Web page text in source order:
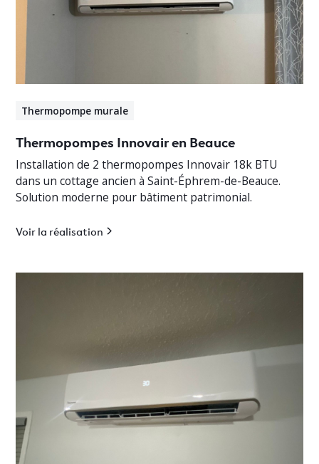
Thermopompe murale
Thermopompes Innovair en Beauce
Installation de 2 thermopompes Innovair 18k BTU
dans un cottage ancien à Saint-Éphrem-de-Beauce.
Solution moderne pour bâtiment patrimonial.
Voir la réalisation